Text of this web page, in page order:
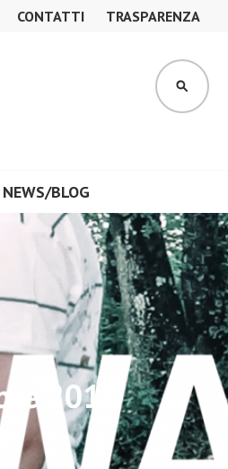
CONTATTI TRASPARENZA
CERCA
NEWS/BLOG
2015